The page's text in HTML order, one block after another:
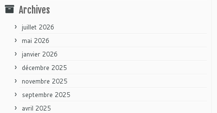
Archives
juillet 2026
mai 2026
janvier 2026
décembre 2025
novembre 2025
septembre 2025
avril 2025